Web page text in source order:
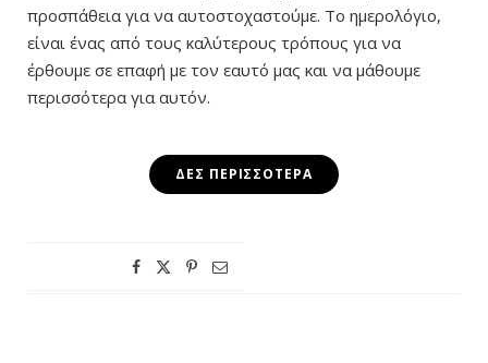
προσπάθεια για να αυτοστοχαστούμε. Το ημερολόγιο,
είναι ένας από τους καλύτερους τρόπους για να
έρθουμε σε επαφή με τον εαυτό μας και να μάθουμε
περισσότερα για αυτόν.
ΔΕΣ ΠΕΡΙΣΣΌΤΕΡΑ